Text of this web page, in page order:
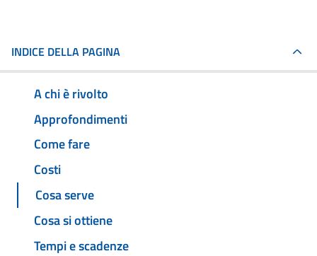
INDICE DELLA PAGINA
A chi è rivolto
Approfondimenti
Come fare
Costi
Cosa serve
Cosa si ottiene
Tempi e scadenze